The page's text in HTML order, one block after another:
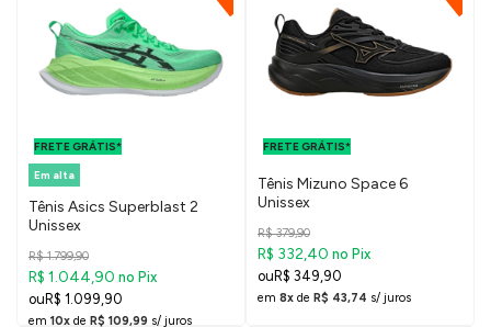
FRETE GRÁTIS*
Em alta
Tênis Asics Superblast 2
Unissex
R$ 1.799,90
R$ 1.044,90 no Pix
R$ 1.099,90
em 10x de R$ 109,99 s/ juros
FRETE GRÁTIS*
Tênis Mizuno Space 6
Unissex
R$ 379,90
R$ 332,40 no Pix
R$ 349,90
em 8x de R$ 43,74 s/ juros